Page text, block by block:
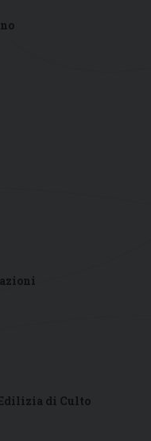
di Culto